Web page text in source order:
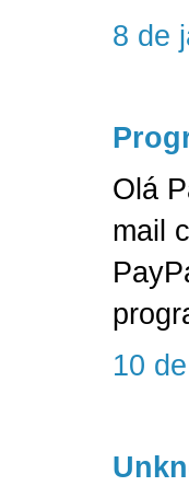
8 de
Olá
mail
10